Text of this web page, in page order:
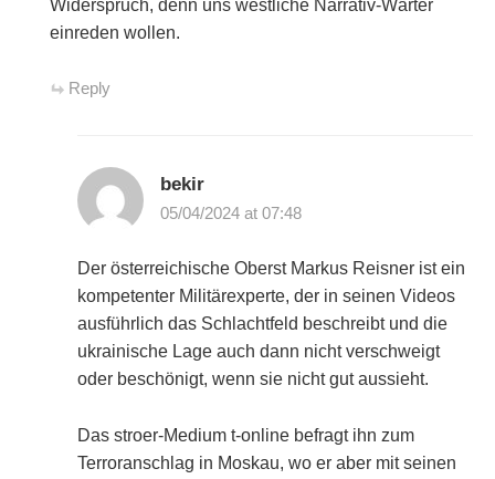
Widerspruch, denn uns westliche Narrativ-Wärter
einreden wollen.
Reply
bekir
05/04/2024 at 07:48
Der österreichische Oberst Markus Reisner ist ein
kompetenter Militärexperte, der in seinen Videos
ausführlich das Schlachtfeld beschreibt und die
ukrainische Lage auch dann nicht verschweigt
oder beschönigt, wenn sie nicht gut aussieht.
Das stroer-Medium t-online befragt ihn zum
Terroranschlag in Moskau, wo er aber mit seinen